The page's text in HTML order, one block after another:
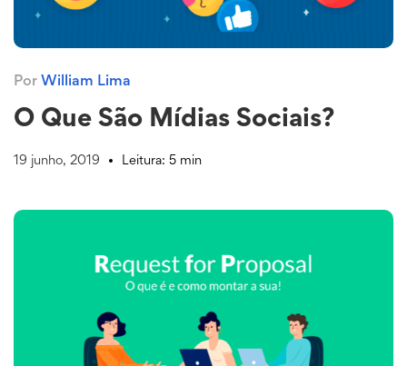
Por William Lima
O Que São Mídias Sociais?
19 junho, 2019 Leitura: 5 min